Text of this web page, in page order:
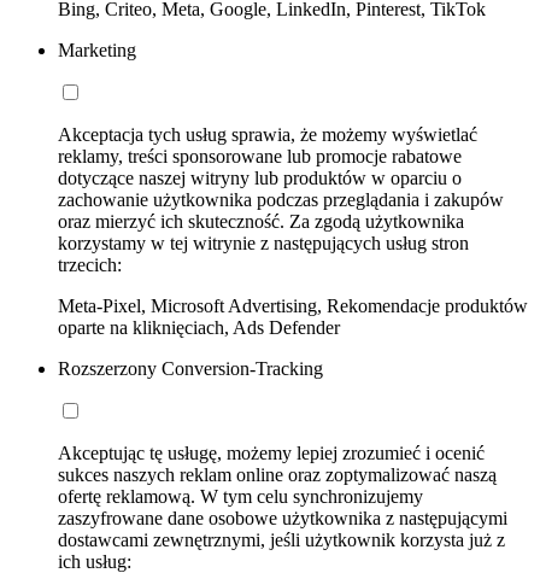
Bing, Criteo, Meta, Google, LinkedIn, Pinterest, TikTok
Marketing
Akceptacja tych usług sprawia, że możemy wyświetlać
reklamy, treści sponsorowane lub promocje rabatowe
dotyczące naszej witryny lub produktów w oparciu o
zachowanie użytkownika podczas przeglądania i zakupów
oraz mierzyć ich skuteczność. Za zgodą użytkownika
korzystamy w tej witrynie z następujących usług stron
trzecich:
Meta-Pixel, Microsoft Advertising, Rekomendacje produktów
oparte na kliknięciach, Ads Defender
Rozszerzony Conversion-Tracking
Akceptując tę usługę, możemy lepiej zrozumieć i ocenić
sukces naszych reklam online oraz zoptymalizować naszą
ofertę reklamową. W tym celu synchronizujemy
zaszyfrowane dane osobowe użytkownika z następującymi
dostawcami zewnętrznymi, jeśli użytkownik korzysta już z
ich usług: